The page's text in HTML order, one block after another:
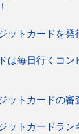
ットカードを発
は毎日行くコン
ットカードの審
ットカードラン